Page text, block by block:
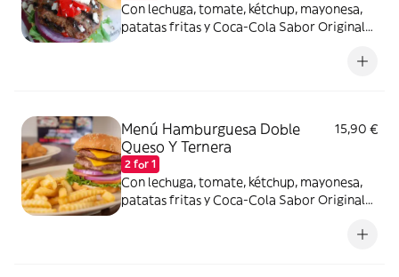
Con lechuga, tomate, kétchup, mayonesa,
patatas fritas y Coca-Cola Sabor Original
Menú Hamburguesa Doble
Queso Y Ternera
2 for 1
15,90 €
Con lechuga, tomate, kétchup, mayonesa,
patatas fritas y Coca-Cola Sabor Original